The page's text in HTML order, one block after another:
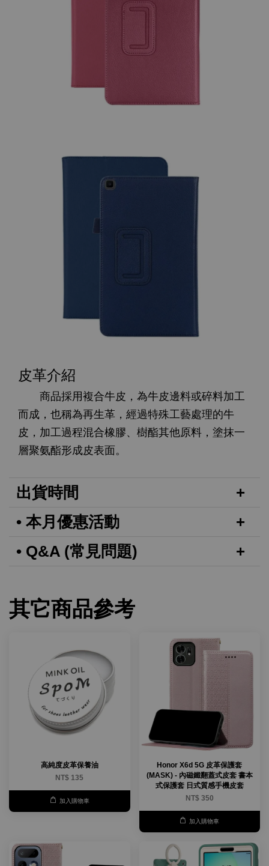
皮革介紹
商品採用複合牛皮，為牛皮邊料或碎料加工
而成，也稱為再生革，經過特殊工藝處理的牛
皮，加工過程混合橡膠、樹酯其他原料，塗抹一
層聚氨酯形成皮表面。
出貨時間
• 本月優惠活動
• Q&A (常見問題)
其它商品參考
高純度皮革保養油
NT$ 135
加入購物車
Honor X6d 5G 皮革保護套
(MASK) - 內磁鐵翻蓋式皮套 書本
式保護套 日式質感手機皮套
NT$ 350
加入購物車